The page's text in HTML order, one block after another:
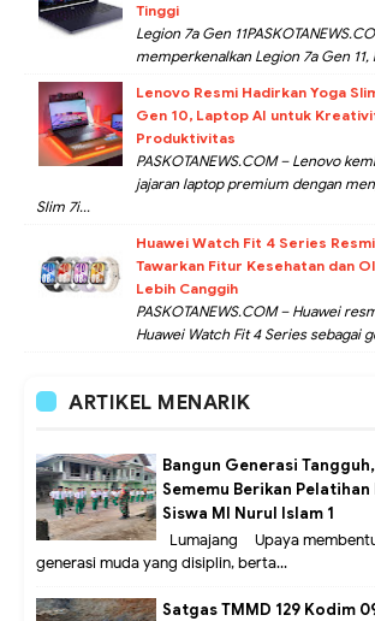
Tinggi
Legion 7a Gen
memperkenalkan Legion 7a Gen
Lenovo Resmi Hadirkan Yoga
Gen 10, Laptop AI untuk
Produktivitas
PASKOTANEWS.COM – Lenovo
jajaran laptop premium dengan
Slim 7i...
Huawei Watch Fit 4 Series
Tawarkan Fitur Kesehatan dan
Lebih Canggih
PASKOTANEWS.COM – Huawei
Huawei Watch Fit 4 Series sebagai
ARTIKEL MENARIK
Bangun Generasi
Sememu Berikan Pelatihan
Siswa MI Nurul Islam 1
Lumajang – Upaya
generasi muda yang disiplin, berta...
Satgas TMMD 129 Kodim